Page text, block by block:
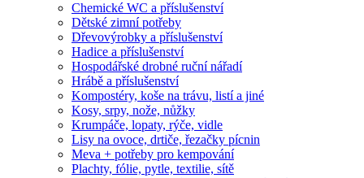
Chemické WC a příslušenství
Dětské zimní potřeby
Dřevovýrobky a příslušenství
Hadice a příslušenství
Hospodářské drobné ruční nářadí
Hrábě a příslušenství
Kompostéry, koše na trávu, listí a jiné
Kosy, srpy, nože, nůžky
Krumpáče, lopaty, rýče, vidle
Lisy na ovoce, drtiče, řezačky pícnin
Meva + potřeby pro kempování
Plachty, fólie, pytle, textilie, sítě